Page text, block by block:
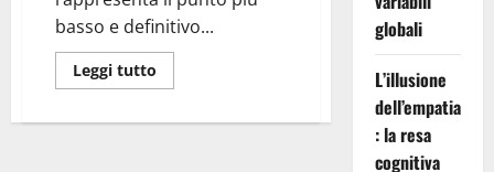
basso e definitivo...
Leggi tutto
di
Inferno
globali
L’illusione
dell’empatia
: la resa
cognitiva